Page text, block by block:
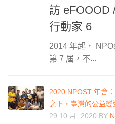
訪 eFOOOD
行動家 6
2014 年起，
第 7 屆，不...
2020 NPOST 年會
之下，臺灣的公益變
29 10 月, 2020 BY